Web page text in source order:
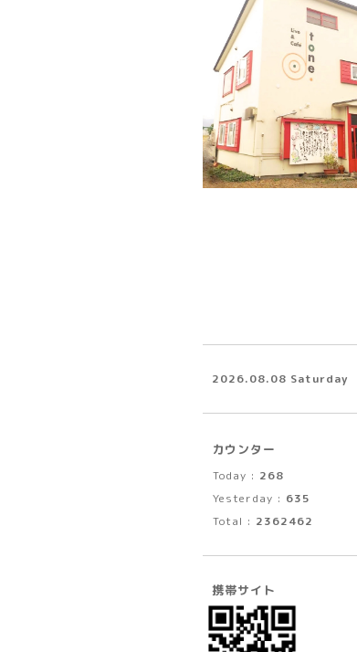
2026.08.08 Saturday
カウンター
Today : 268
Yesterday : 635
Total : 2362462
携帯サイト